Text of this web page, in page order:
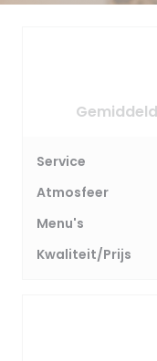
Service
Atmosfeer
Menu's
Kwaliteit/Prijs